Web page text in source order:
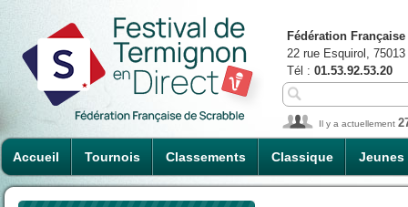
Accueil Tournois Classements Classique Jeunes
Fédération
22 rue Esquirol,
Tél : 01.53.92.53.20
Il y a actuellement